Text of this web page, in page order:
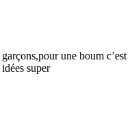
une boum c’est
super